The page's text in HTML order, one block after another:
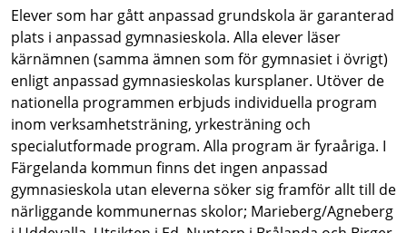
Elever som har gått anpassad grundskola är garanterad
plats i anpassad gymnasieskola. Alla elever läser
kärnämnen (samma ämnen som för gymnasiet i övrigt)
enligt anpassad gymnasieskolas kursplaner. Utöver de
nationella programmen erbjuds individuella program
inom verksamhetsträning, yrkesträning och
specialutformade program. Alla program är fyraåriga. I
Färgelanda kommun finns det ingen anpassad
gymnasieskola utan eleverna söker sig framför allt till de
närliggande kommunernas skolor; Marieberg/Agneberg